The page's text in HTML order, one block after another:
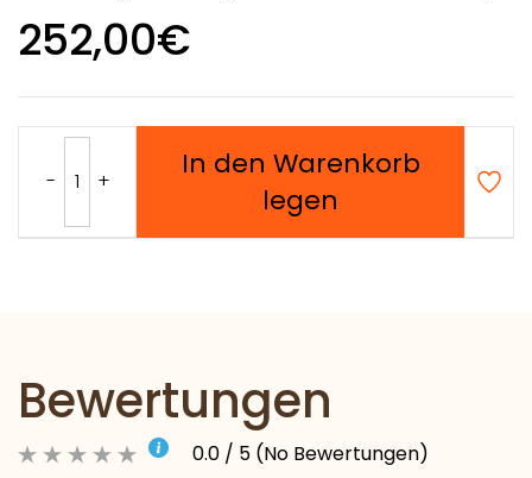
252,00€
In den Warenkorb
legen
Bewertungen
0.0 / 5 (No Bewertungen)